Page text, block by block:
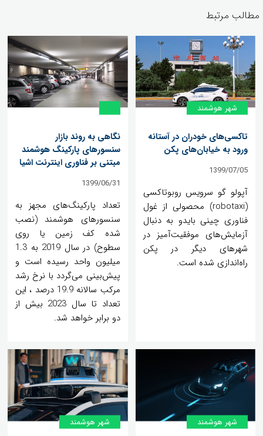
مطالب مرتبط
شهر هوشمند
تاکسی‌های خودران در آستانه
ورود به خیابان‌های پکن
1399/07/05
آپولو گو سرویس روبوتاکسی
(robotaxi) محصولی از غول
فناوری چینی بایدو به دنبال
آزمایش‌های موفقیت‌آمیز در
شهرهای دیگر در پکن
راه‌اندازی شده است.
نگاهی به روند بازار
سنسورهای پارکینگ هوشمند
مبتنی بر فناوری اینترنت اشیا
1399/06/31
تعداد پارکینگ‌های مجهز به
سنسورهای هوشمند (نصب
شده کف زمین یا روی
سطوح) در سال 2019 به 1.3
میلیون واحد رسیده است و
پیش‌بینی می‌گردد با نرخ رشد
مرکب سالانه 19.9 درصد ، این
تعداد تا سال 2023 بیش از
دو برابر خواهد شد.
شهر هوشمند شهر هوشمند